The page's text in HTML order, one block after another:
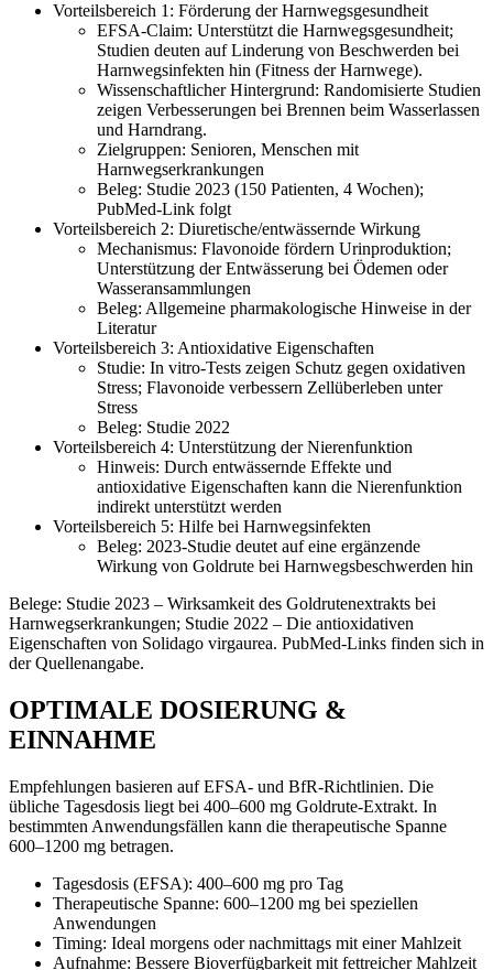
Vorteilsbereich 1: Förderung der Harnwegsgesundheit
EFSA-Claim: Unterstützt die Harnwegsgesundheit;
Studien deuten auf Linderung von Beschwerden bei
Harnwegsinfekten hin (Fitness der Harnwege).
Wissenschaftlicher Hintergrund: Randomisierte Studien
zeigen Verbesserungen bei Brennen beim Wasserlassen
und Harndrang.
Zielgruppen: Senioren, Menschen mit
Harnwegserkrankungen
Beleg: Studie 2023 (150 Patienten, 4 Wochen);
PubMed-Link folgt
Vorteilsbereich 2: Diuretische/entwässernde Wirkung
Mechanismus: Flavonoide fördern Urinproduktion;
Unterstützung der Entwässerung bei Ödemen oder
Wasseransammlungen
Beleg: Allgemeine pharmakologische Hinweise in der
Literatur
Vorteilsbereich 3: Antioxidative Eigenschaften
Studie: In vitro-Tests zeigen Schutz gegen oxidativen
Stress; Flavonoide verbessern Zellüberleben unter
Stress
Beleg: Studie 2022
Vorteilsbereich 4: Unterstützung der Nierenfunktion
Hinweis: Durch entwässernde Effekte und
antioxidative Eigenschaften kann die Nierenfunktion
indirekt unterstützt werden
Vorteilsbereich 5: Hilfe bei Harnwegsinfekten
Beleg: 2023-Studie deutet auf eine ergänzende
Wirkung von Goldrute bei Harnwegsbeschwerden hin
Belege: Studie 2023 – Wirksamkeit des Goldrutenextrakts bei
Harnwegserkrankungen; Studie 2022 – Die antioxidativen
Eigenschaften von Solidago virgaurea. PubMed-Links finden sich in
der Quellenangabe.
OPTIMALE DOSIERUNG &
EINNAHME
Empfehlungen basieren auf EFSA- und BfR-Richtlinien. Die
übliche Tagesdosis liegt bei 400–600 mg Goldrute-Extrakt. In
bestimmten Anwendungsfällen kann die therapeutische Spanne
600–1200 mg betragen.
Tagesdosis (EFSA): 400–600 mg pro Tag
Therapeutische Spanne: 600–1200 mg bei speziellen
Anwendungen
Timing: Ideal morgens oder nachmittags mit einer Mahlzeit
Aufnahme: Bessere Bioverfügbarkeit mit fettreicher Mahlzeit